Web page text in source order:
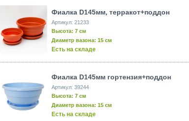
Фиалка D145мм, терракот+поддон
Артикул: 21233
Высота: 7 см
Диаметр вазона: 15 см
Есть на складе
Фиалка D145мм гортензия+поддон
Артикул: 39244
Высота: 7 см
Диаметр вазона: 15 см
Есть на складе